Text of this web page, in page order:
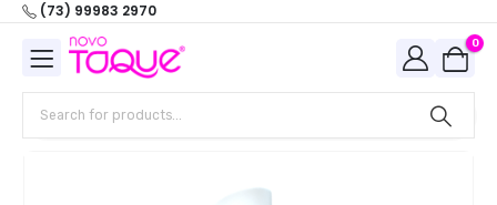
(73) 99983 2970
0